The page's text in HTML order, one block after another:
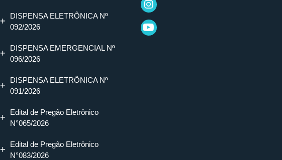
DISPENSA ELETRÔNICA Nº
092/2026
DISPENSA EMERGENCIAL Nº
096/2026
DISPENSA ELETRÔNICA Nº
091/2026
Edital de Pregão Eletrônico
N°065/2026
Edital de Pregão Eletrônico
N°083/2026